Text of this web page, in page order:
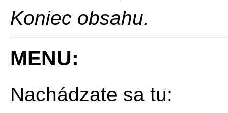
Koniec obsahu.
MENU:
Nachádzate sa tu: